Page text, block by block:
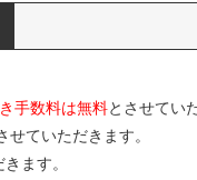
手数料は無料とさせてい
ていただきます。
ます。